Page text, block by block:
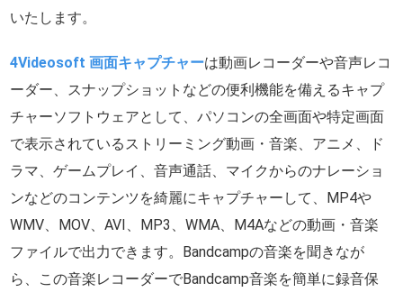
いたします。
4Videosoft 画面キャプチャーは動画レコーダーや音声レコ
ーダー、スナップショットなどの便利機能を備えるキャプ
チャーソフトウェアとして、パソコンの全画面や特定画面
で表示されているストリーミング動画・音楽、アニメ、ド
ラマ、ゲームプレイ、音声通話、マイクからのナレーショ
ンなどのコンテンツを綺麗にキャプチャーして、MP4や
WMV、MOV、AVI、MP3、WMA、M4Aなどの動画・音楽
ファイルで出力できます。Bandcampの音楽を聞きなが
ら、この音楽レコーダーでBandcamp音楽を簡単に録音保